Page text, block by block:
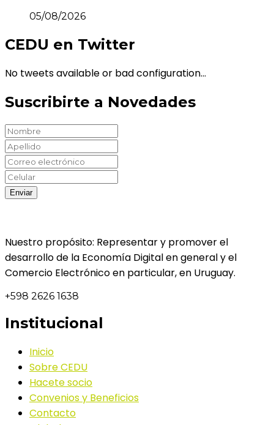
05/08/2026
CEDU en Twitter
No tweets available or bad configuration...
Suscribirte a Novedades
Nuestro propósito: Representar y promover el
desarrollo de la Economía Digital en general y el
Comercio Electrónico en particular, en Uruguay.
+598 2626 1638
Institucional
Inicio
Sobre CEDU
Hacete socio
Convenios y Beneficios
Contacto